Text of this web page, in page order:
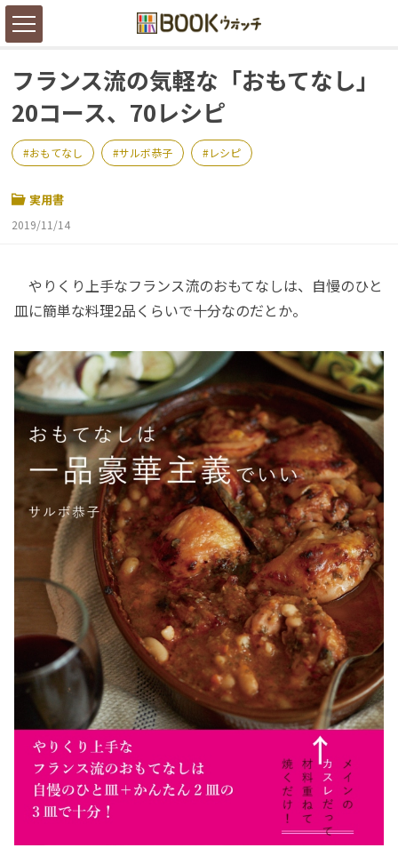
フランス流の気軽な「おもてなし」
20コース、70レシピ
おもてなし サルボ恭子 レシピ
実用書
2019/11/14
やりくり上手なフランス流のおもてなしは、自慢のひと
皿に簡単な料理2品くらいで十分なのだとか。